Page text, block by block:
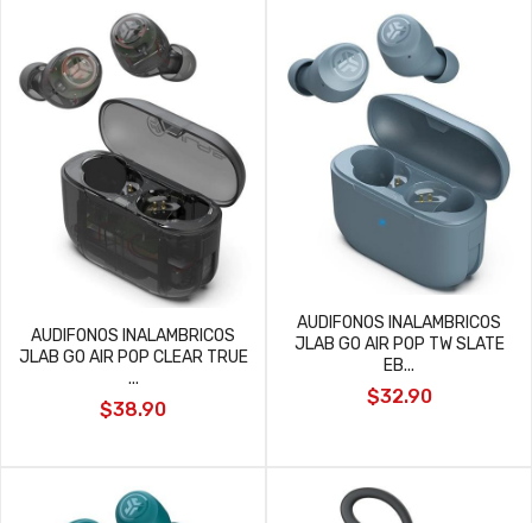
AUDIFONOS INALAMBRICOS
JLAB GO AIR POP CLEAR TRUE
...
$38.90
AUDIFONOS INALAMBRICOS
JLAB GO AIR POP TW SLATE
EB...
$32.90